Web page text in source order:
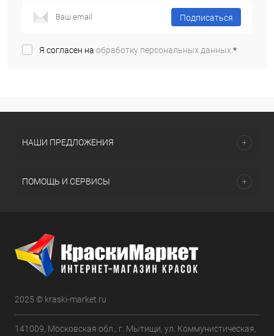
Подписаться
Я согласен на обработку персональных данных.*
НАШИ ПРЕДЛОЖЕНИЯ
ПОМОЩЬ И СЕРВИСЫ
2025 © kraski-market.ru
141009, Московская обл., г. Мытищи, ул. Коммунистическая,